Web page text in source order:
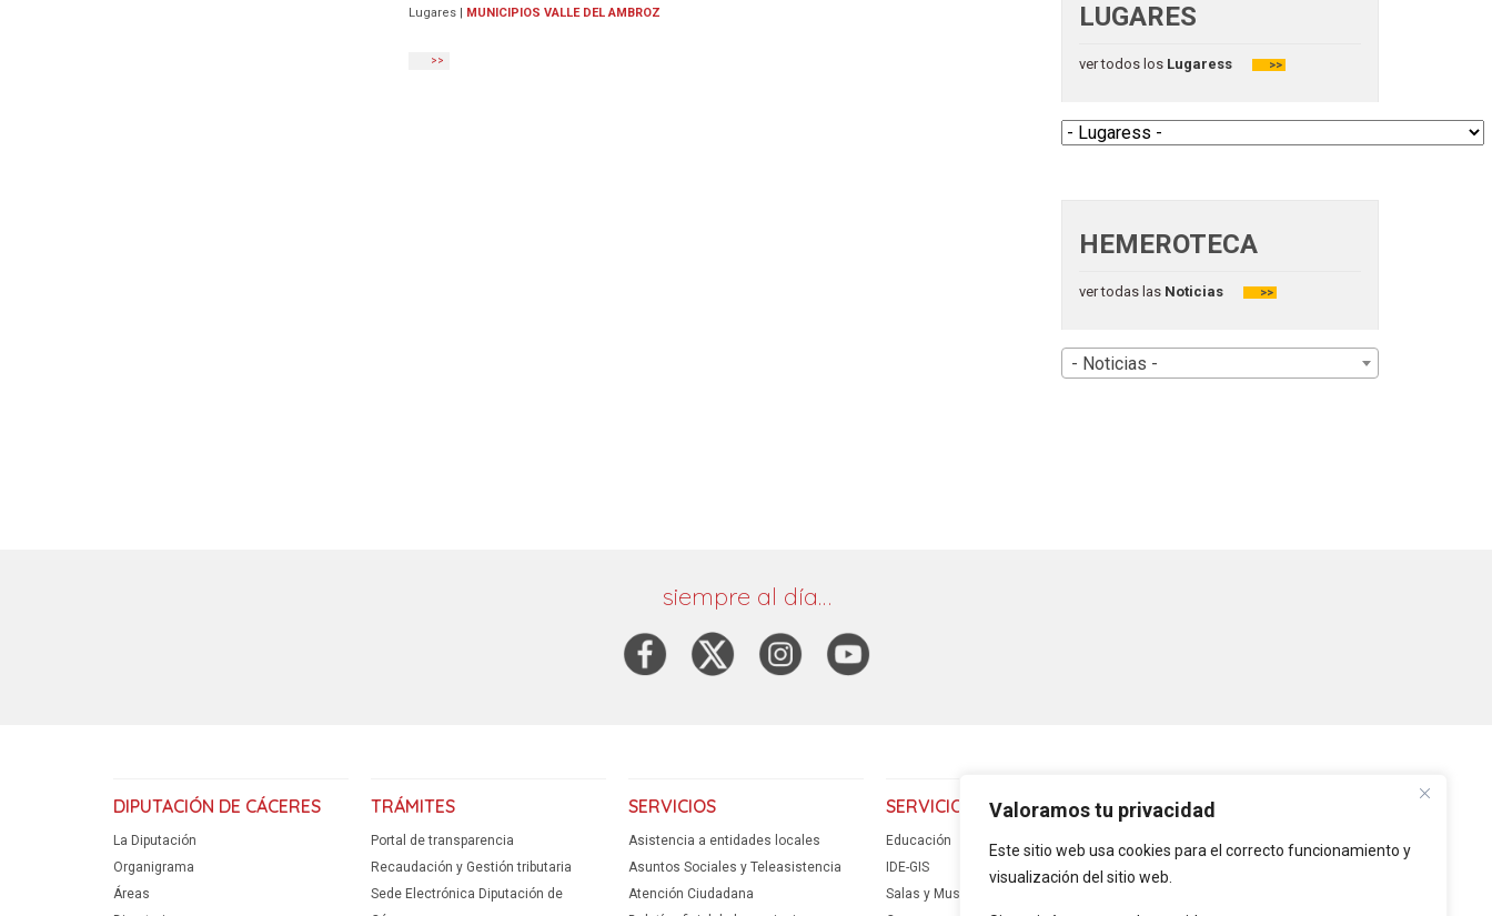
Valoramos tu privacidad
Este sitio web usa cookies para el correcto funcionamiento y
visualización del sitio web.
Lugares MUNICIPIOS VALLE DEL AMBROZ
>>
LUGARES
ver todos los Lugaress >>
HEMEROTECA
ver todas las Noticias >>
- Noticias -
siempre al día…
DIPUTACIÓN DE CÁCERES
La Diputación
Organigrama
Áreas
TRÁMITES
Portal de transparencia
Recaudación y Gestión tributaria
Sede Electrónica Diputación de
SERVICIOS
Asistencia a entidades locales
Asuntos Sociales y Teleasistencia
Atención Ciudadana
SERVICIOS
Educación
IDE-GIS
Salas y Museos
PLATAFORMAS
Intranet